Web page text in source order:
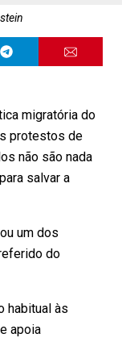
migratória do
protestos de
não são nada
salvar a
um dos
do
habitual às
apoia